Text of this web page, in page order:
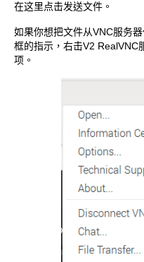
在这里点击发送文件。
如果你想把文件从VNC服务
框的指示，右击V2 RealVNC
项。